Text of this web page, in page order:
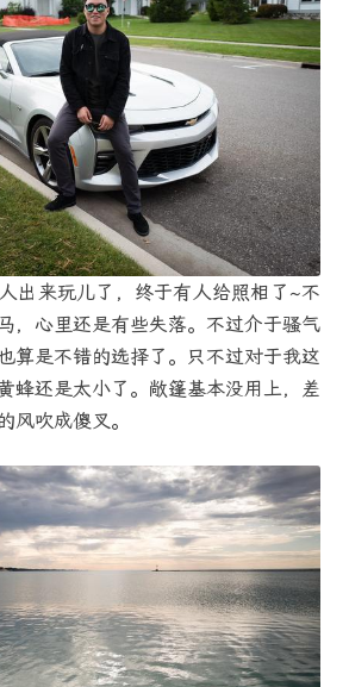
出来玩儿了，终于有人给照相了~不
，心里还是有些失落。不过介于骚气
算是不错的选择了。只不过对于我这
蜂还是太小了。敞篷基本没用上，差
风吹成傻叉。